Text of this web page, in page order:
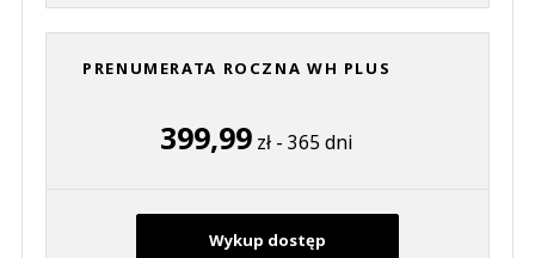
PRENUMERATA ROCZNA WH PLUS
399,99zł - 365 dni
Wykup dostęp